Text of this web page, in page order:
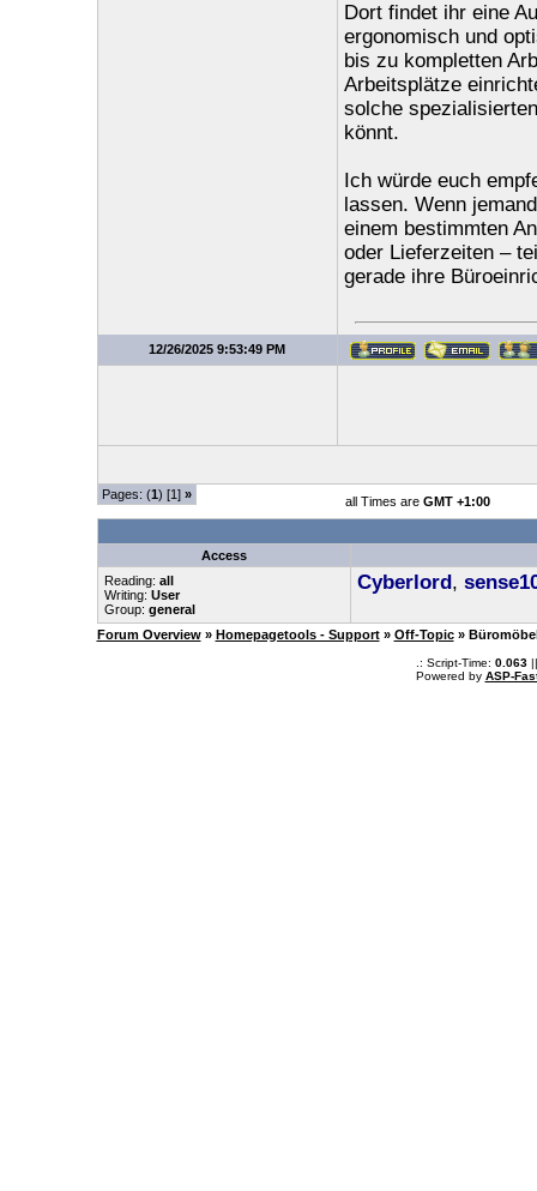
Dort findet ihr eine
ergonomisch und
bis zu kompletten
Arbeitsplätze
solche
könnt.
Ich würde euch
lassen. Wenn
einem bestimmten
oder Lieferzeiten –
gerade ihre
12/26/2025 9:53:49 PM
Pages: (1) [1] » all Times are GMT +1:00
Access
Reading: all
Writing: User
Group: general
Cyberlord,
Forum Overview » Homepagetools - Support » Off-Topic »
.: Script-Time: 0.063||
Powered by ASP-